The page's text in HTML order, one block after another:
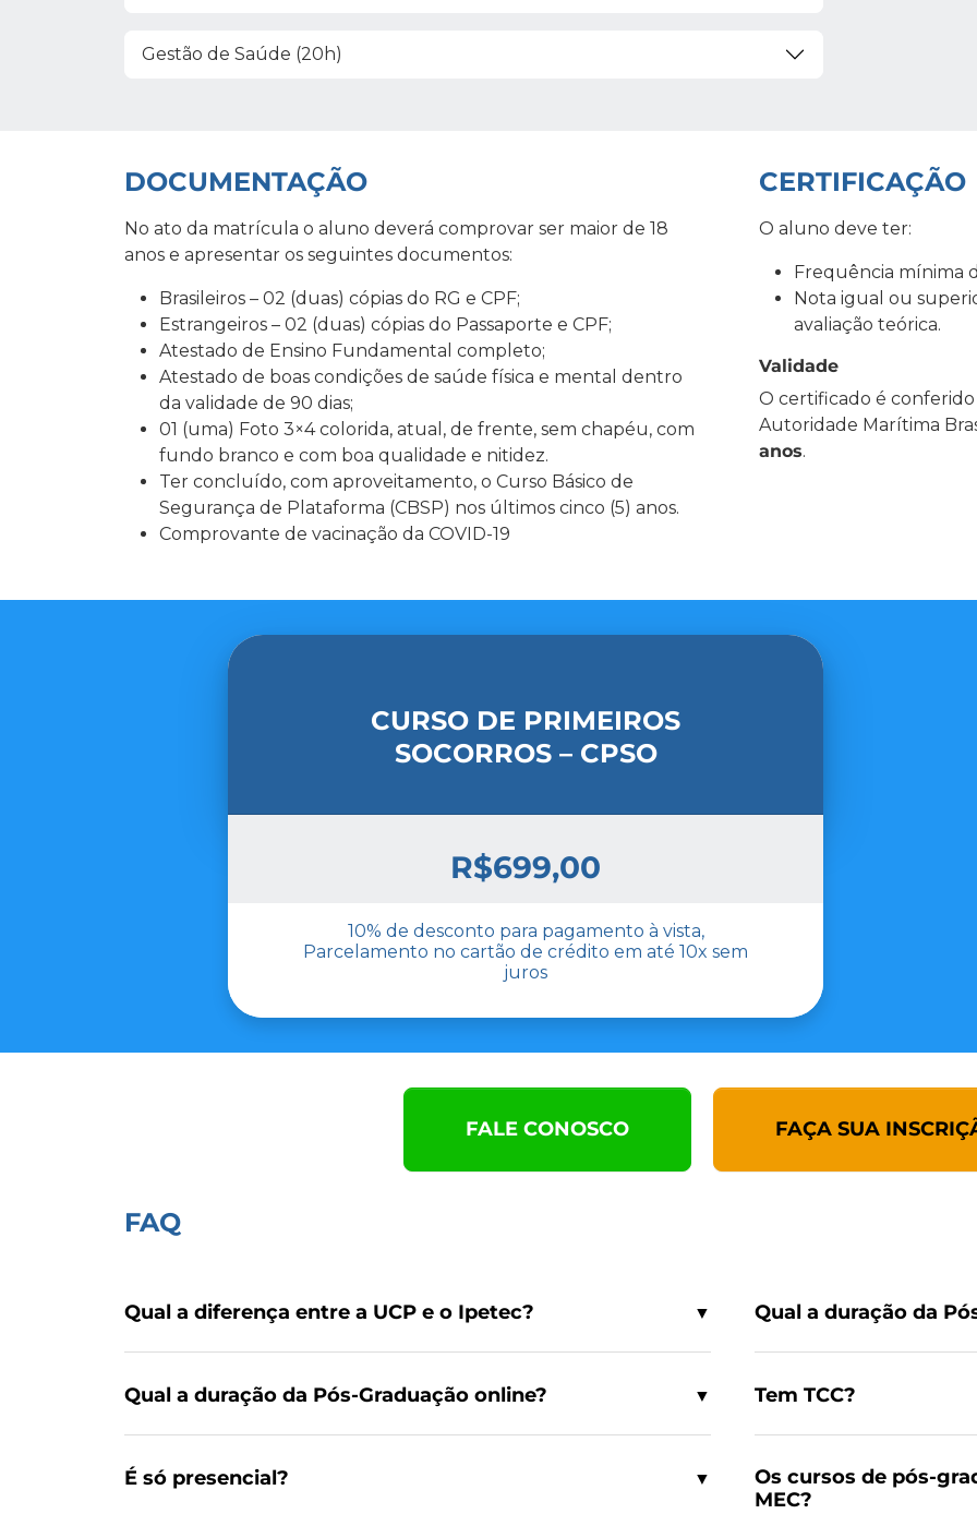
Gestão de Saúde (20h)
DOCUMENTAÇÃO
No ato da matrícula o aluno deverá comprovar ser maior de 18
anos e apresentar os seguintes documentos:
Brasileiros – 02 (duas) cópias do RG e CPF;
Estrangeiros – 02 (duas) cópias do Passaporte e CPF;
Atestado de Ensino Fundamental completo;
Atestado de boas condições de saúde física e mental dentro
da validade de 90 dias;
01 (uma) Foto 3×4 colorida, atual, de frente, sem chapéu, com
fundo branco e com boa qualidade e nitidez.
Ter concluído, com aproveitamento, o Curso Básico de
Segurança de Plataforma (CBSP) nos últimos cinco (5) anos.
Comprovante de vacinação da COVID-19
CERTIFICAÇÃO
O aluno deve ter:
Frequência mínima
Nota igual ou
avaliação teórica.
Validade
O certificado é
Autoridade Marítima
anos.
CURSO DE PRIMEIROS
SOCORROS – CPSO
R$699,00
10% de desconto para pagamento à vista,
Parcelamento no cartão de crédito em até 10x sem
juros
FALE CONOSCO FAÇA SUA
FAQ
Qual a diferença entre a UCP e o Ipetec? ▼ Qual a duração da
Qual a duração da Pós-Graduação online? ▼ Tem TCC?
É só presencial? ▼
Os cursos de pós-
MEC?